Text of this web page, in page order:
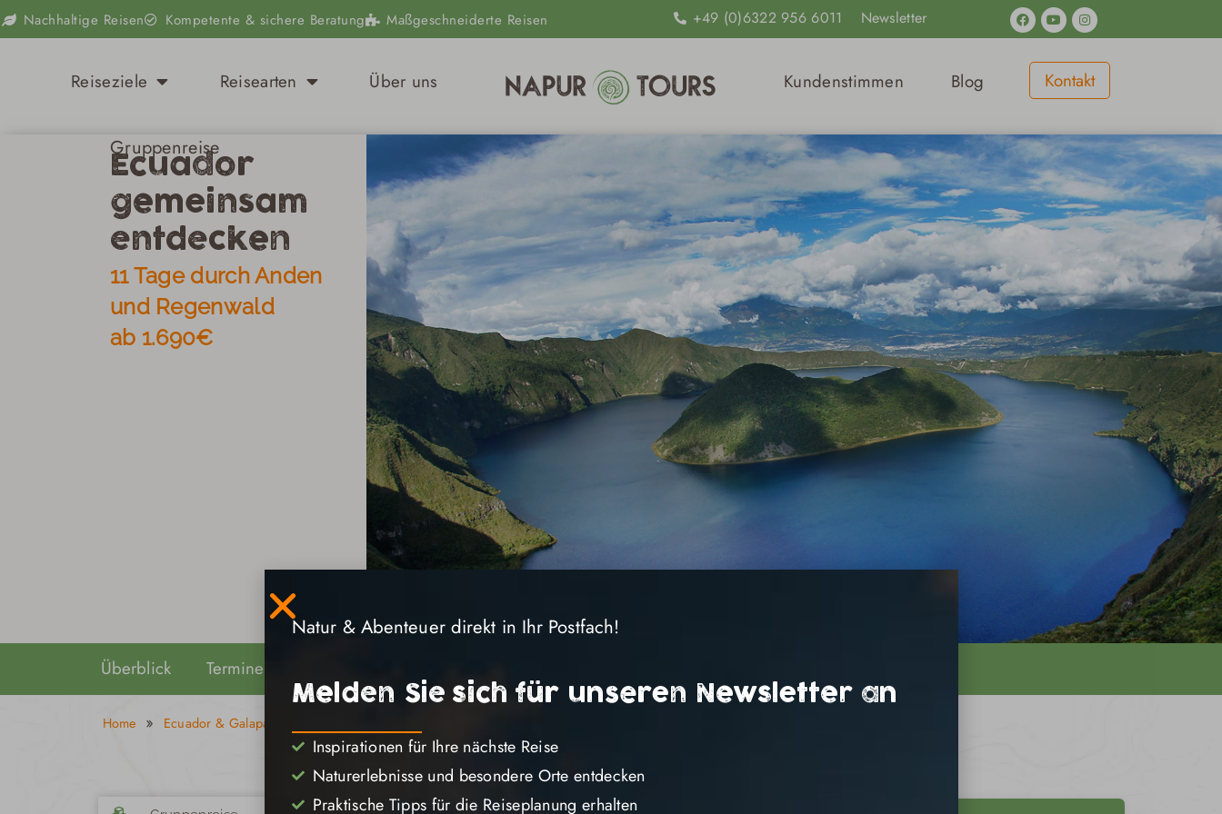
Zum
Inhalt
Nachhaltige Reisen Kompetente & sichere Beratung Maßgeschneiderte Reisen +49 (0)6322 956 6011 Newsletter FacebookYoutubeInstagram
Reiseziele Öffne Reiseziele
Reisearten Öffne Reisearten
Über uns Kundenstimmen Blog Kontakt
Gruppenreise
Ecuador
gemeinsam
entdecken
11 Tage durch Anden
und Regenwald
ab 1.690€
Überblick Termine & Preise
Home » Ecuador & Galapagos Reisen
Natur & Abenteuer direkt in Ihr Postfach!
Melden Sie sich für unseren Newsletter an
Inspirationen für Ihre nächste Reise
Naturerlebnisse und besondere Orte entdecken
Praktische Tipps für die Reiseplanung erhalten